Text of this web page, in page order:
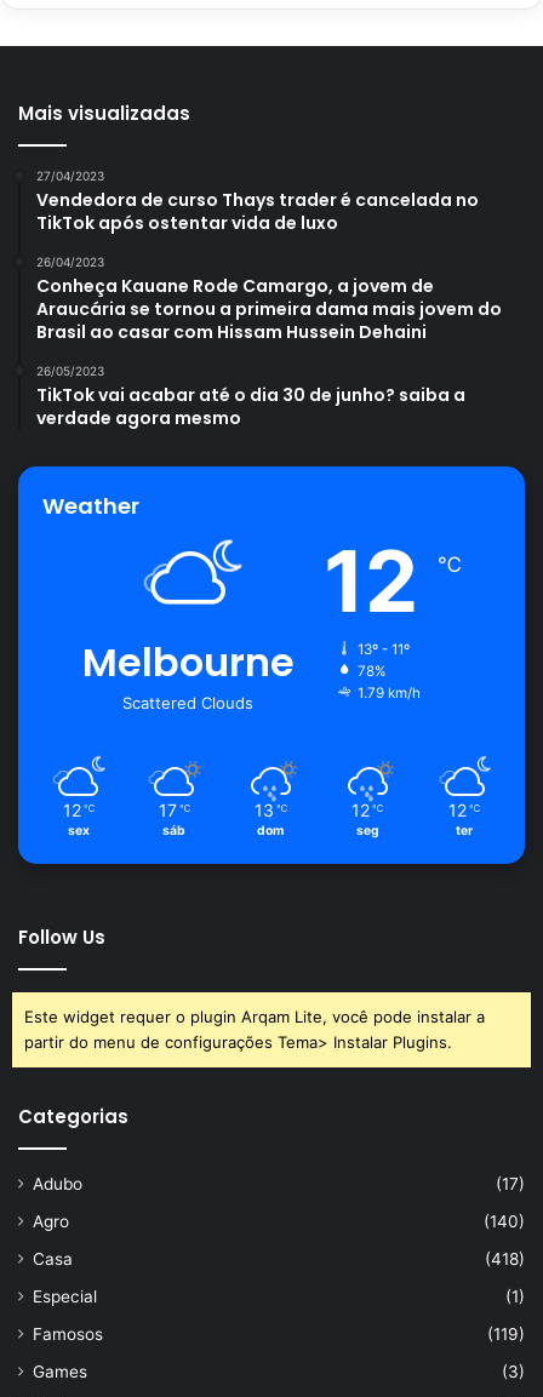
matérias.
cultivo Protea planta Protea
Mais visualizadas
27/04/2023
Vendedora de curso Thays trader é cancelada no
TikTok após ostentar vida de luxo
26/04/2023
Conheça Kauane Rode Camargo, a jovem de
Araucária se tornou a primeira dama mais jovem do
Brasil ao casar com Hissam Hussein Dehaini
26/05/2023
TikTok vai acabar até o dia 30 de junho? saiba a
verdade agora mesmo
Weather
Melbourne
Scattered Clouds
12 ℃
13º - 11º
78%
1.79 km/h
12 ℃
sex
17 ℃
sáb
13 ℃
dom
12 ℃
seg
12 ℃
ter
Follow Us
Este widget requer o plugin Arqam Lite, você pode instalar a
partir do menu de configurações Tema> Instalar Plugins.
Categorias
Adubo
(17)
Agro
(140)
Casa
(418)
Especial
(1)
Famosos
(119)
Games
(3)